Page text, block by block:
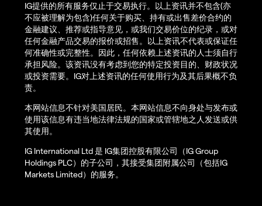
IG提供的所有服务仅止于交易执行。以上资讯并不包含(亦
不应被理解为包含)任何关于购买、持有或出售差价合约的
金融建议、推荐或指导意见，或我们交易价位的纪录，或对
任何金融产品交易的报价或招售。以上资讯不代表或保证任
何准确性或完整性。因此，任何依赖上述资讯的人士须自行
承担风险。该资讯没有考虑到您的特定投资目的、财政状况
或投资需要。IG对上述资讯的任何使用行为及其后果概不负
责。
本网站信息不针对美国居民。本网站信息不向身处与发布或
使用该信息有违当地法律法规的国家或管辖地之人发送或供
其使用。
IG International Ltd 是 IG集团控股有限公司（IG Group
Holdings PLC）的子公司，其接受集团附属公司（包括IG
Markets Limited）的服务。